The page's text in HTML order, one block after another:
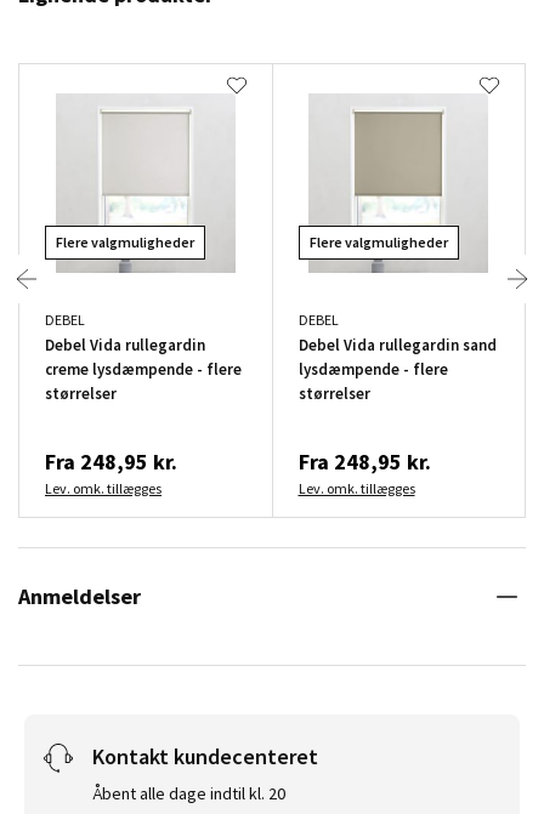
Flere valgmuligheder
DEBEL
Debel Vida rullegardin
creme lysdæmpende - flere
størrelser
Fra 248,95 kr.
Lev. omk. tillægges
Flere valgmuligheder
DEBEL
Debel Vida rullegardin sand
lysdæmpende - flere
størrelser
Fra 248,95 kr.
Lev. omk. tillægges
Anmeldelser
Kontakt kundecenteret
Åbent alle dage indtil kl. 20